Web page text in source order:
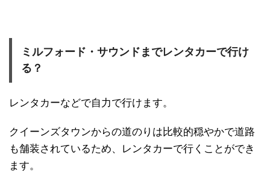
ミルフォード・サウンドまでレンタカーで行け
る？
レンタカーなどで自力で行けます。
クイーンズタウンからの道のりは比較的穏やかで道路
も舗装されているため、レンタカーで行くことができ
ます。